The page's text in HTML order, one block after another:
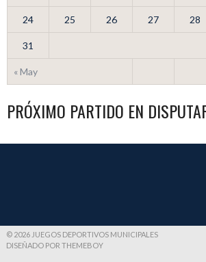
« May
24 25 26 27 28
31
PRÓXIMO PARTIDO EN
© 2026 JUEGOS DEPORTIVOS MUNICIPALES
DISEÑADO POR THEMEBOY